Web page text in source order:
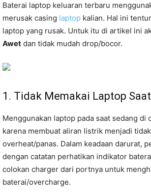
Baterai laptop keluaran terbaru
merusak casing laptop kalian. Hal ini
laptop yang rusak. Untuk itu di artikel ini
Awet dan tidak mudah drop/bocor.
1. Tidak Memakai Laptop
Menggunakan laptop pada saat sedang
karena membuat aliran listrik menjadi
overheat/panas. Dalam keadaan darurat,
dengan catatan perhatikan indikator
colokan charger dari portnya untuk
baterai/overcharge.